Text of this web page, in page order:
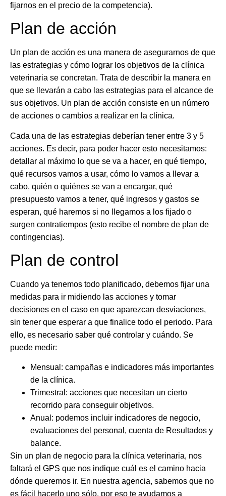
fijarnos en el precio de la competencia).
Plan de acción
Un plan de acción es una manera de asegurarnos de que
las estrategias y cómo lograr los objetivos de la clínica
veterinaria se concretan. Trata de describir la manera en
que se llevarán a cabo las estrategias para el alcance de
sus objetivos. Un plan de acción consiste en un número
de acciones o cambios a realizar en la clínica.
Cada una de las estrategias deberían tener entre 3 y 5
acciones. Es decir, para poder hacer esto necesitamos:
detallar al máximo lo que se va a hacer, en qué tiempo,
qué recursos vamos a usar, cómo lo vamos a llevar a
cabo, quién o quiénes se van a encargar, qué
presupuesto vamos a tener, qué ingresos y gastos se
esperan, qué haremos si no llegamos a los fijado o
surgen contratiempos (esto recibe el nombre de plan de
contingencias).
Plan de control
Cuando ya tenemos todo planificado, debemos fijar una
medidas para ir midiendo las acciones y tomar
decisiones en el caso en que aparezcan desviaciones,
sin tener que esperar a que finalice todo el periodo. Para
ello, es necesario saber qué controlar y cuándo. Se
puede medir:
Mensual : campañas e indicadores más importantes
de la clínica.
Trimestral : acciones que necesitan un cierto
recorrido para conseguir objetivos.
Anual : podemos incluir indicadores de negocio,
evaluaciones del personal, cuenta de Resultados y
balance.
Sin un plan de negocio para la clínica veterinaria, nos
faltará el GPS que nos indique cuál es el camino hacia
dónde queremos ir. En nuestra agencia, sabemos que no
es fácil hacerlo uno sólo, por eso te ayudamos a